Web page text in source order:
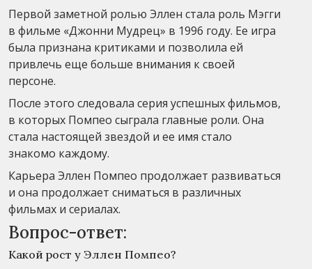
Первой заметной ролью Эллен стала роль Мэгги
в фильме «Джонни Мудрец» в 1996 году. Ее игра
была признана критиками и позволила ей
привлечь еще больше внимания к своей
персоне.
После этого следовала серия успешных фильмов,
в которых Помпео сыграла главные роли. Она
стала настоящей звездой и ее имя стало
знакомо каждому.
Карьера Эллен Помпео продолжает развиваться
и она продолжает сниматься в различных
фильмах и сериалах.
Вопрос-ответ:
Какой рост у Эллен Помпео?